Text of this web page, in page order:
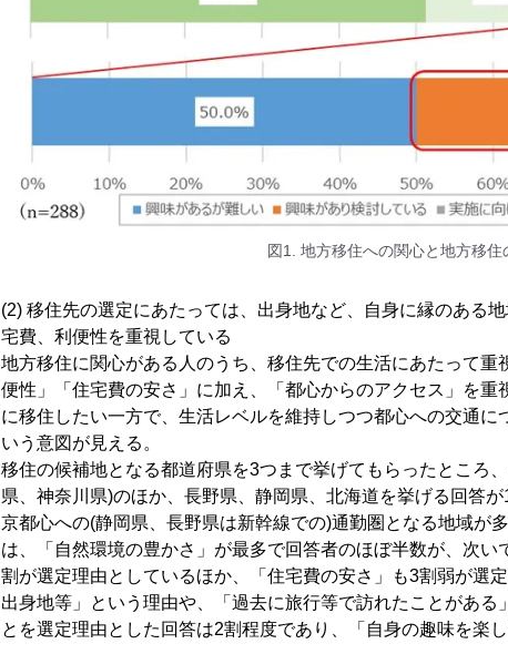
図1. 地方移住への関心と地方移住
(2) 移住先の選定にあたっては、出身地など、自身に縁のある
宅費、利便性を重視している
地方移住に関心がある人のうち、移住先での生活にあたって重
便性」「住宅費の安さ」に加え、「都心からのアクセス」を
に移住したい一方で、生活レベルを維持しつつ都心への交通に
いう意図が見える。
移住の候補地となる都道府県を3つまで挙げてもらったところ
県、神奈川県)のほか、長野県、静岡県、北海道を挙げる回答
京都心への(静岡県、長野県は新幹線での)通勤圏となる地域が
は、「自然環境の豊かさ」が最多で回答者のほぼ半数が、次
割が選定理由としているほか、「住宅費の安さ」も3割弱が選
出身地等」という理由や、「過去に旅行等で訪れたことがある
とを選定理由とした回答は2割程度であり、「自身の趣味を楽